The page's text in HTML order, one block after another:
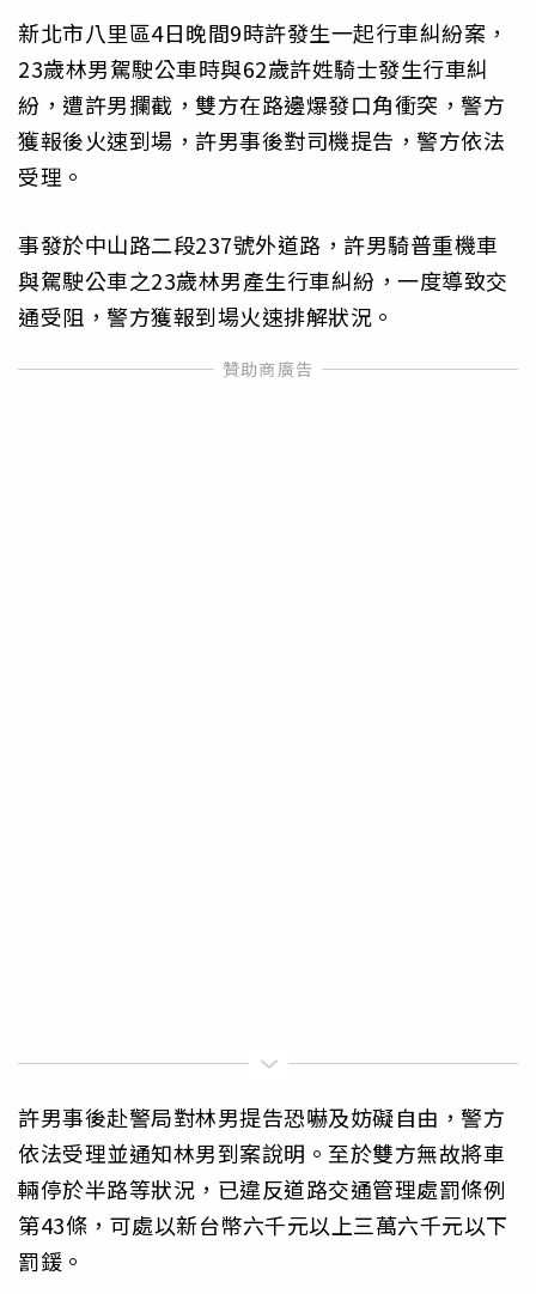
新北市八里區4日晚間9時許發生一起行車糾紛案，
23歲林男駕駛公車時與62歲許姓騎士發生行車糾
紛，遭許男攔截，雙方在路邊爆發口角衝突，警方
獲報後火速到場，許男事後對司機提告，警方依法
受理。
事發於中山路二段237號外道路，許男騎普重機車
與駕駛公車之23歲林男產生行車糾紛，一度導致交
通受阻，警方獲報到場火速排解狀況。
許男事後赴警局對林男提告恐嚇及妨礙自由，警方
依法受理並通知林男到案說明。至於雙方無故將車
輛停於半路等狀況，已違反道路交通管理處罰條例
第43條，可處以新台幣六千元以上三萬六千元以下
罰鍰。